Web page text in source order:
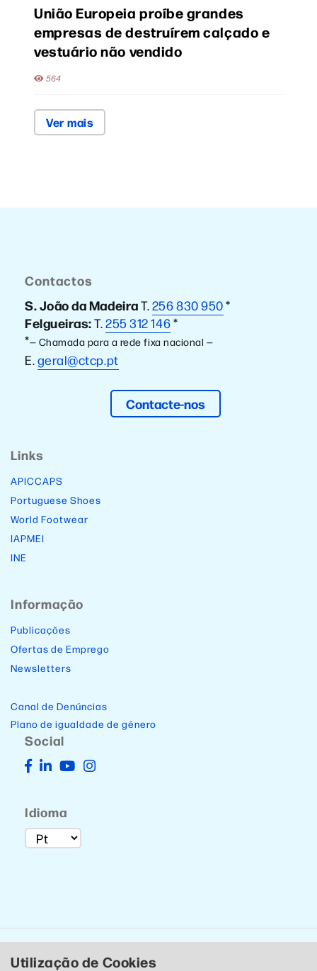
União Europeia proíbe grandes
empresas de destruírem calçado e
vestuário não vendido
564
Ver mais
Contactos
S. João da MadeiraT.256 830 950*
Felgueiras:T.255 312 146*
*— Chamada para a rede fixa nacional —
E.geral@ctcp.pt
Contacte-nos
Links
APICCAPS
Portuguese Shoes
World Footwear
IAPMEI
INE
Informação
Publicações
Ofertas de Emprego
Newsletters
Canal de Denúncias
Plano de igualdade de género
Social
Idioma
Utilização de Cookies